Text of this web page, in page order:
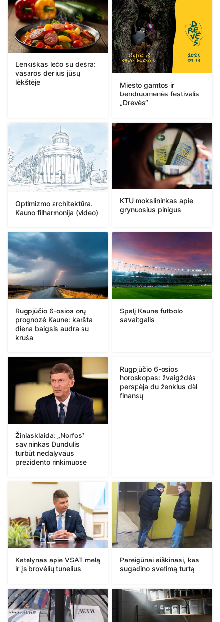
Lenkiškas lečo su dešra:
vasaros derlius jūsų
lėkštėje
Miesto gamtos ir
bendruomenės festivalis
„Drevės“
Optimizmo architektūra.
Kauno filharmonija (video)
KTU mokslininkas apie
grynuosius pinigus
Rugpjūčio 6-osios orų
prognozė Kaune: karšta
diena baigsis audra su
kruša
Spalį Kaune futbolo
savaitgalis
Žiniasklaida: „Norfos“
savininkas Dundulis
turbūt nedalyvaus
prezidento rinkimuose
Rugpjūčio 6-osios
horoskopas: žvaigždės
perspėja du ženklus dėl
finansų
Katelynas apie VSAT melą
ir įsibrovėlių tunelius
Pareigūnai aiškinasi, kas
sugadino svetimą turtą